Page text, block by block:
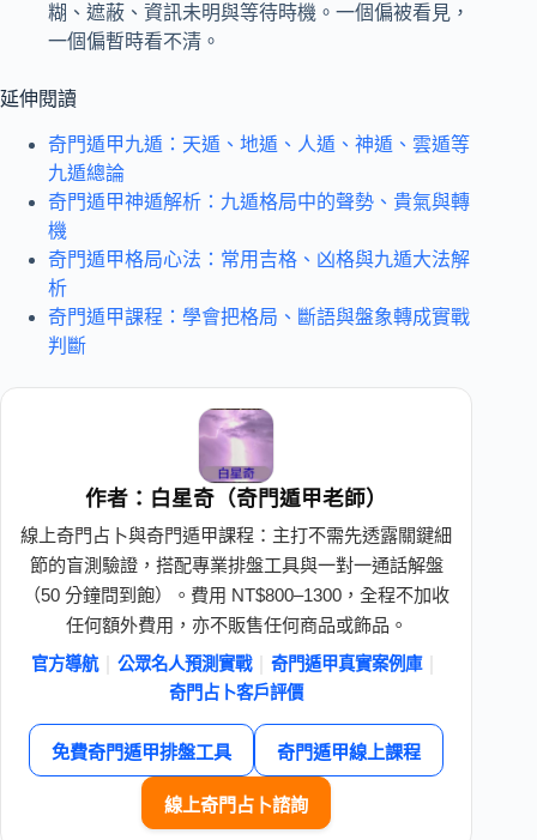
糊、遮蔽、資訊未明與等待時機。一個偏被看見，
一個偏暫時看不清。
延伸閱讀
奇門遁甲九遁：天遁、地遁、人遁、神遁、雲遁等
九遁總論
奇門遁甲神遁解析：九遁格局中的聲勢、貴氣與轉
機
奇門遁甲格局心法：常用吉格、凶格與九遁大法解
析
奇門遁甲課程：學會把格局、斷語與盤象轉成實戰
判斷
作者：白星奇（奇門遁甲老師）
線上奇門占卜與奇門遁甲課程：主打不需先透露關鍵細
節的盲測驗證，搭配專業排盤工具與一對一通話解盤
（50 分鐘問到飽）。費用 NT$800–1300，全程不加收
任何額外費用，亦不販售任何商品或飾品。
官方導航｜公眾名人預測實戰｜奇門遁甲真實案例庫｜
奇門占卜客戶評價
免費奇門遁甲排盤工具 奇門遁甲線上課程
線上奇門占卜諮詢